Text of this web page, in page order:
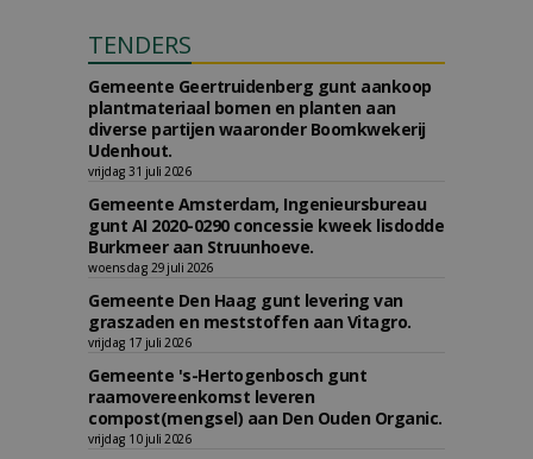
TENDERS
Gemeente Geertruidenberg gunt aankoop
plantmateriaal bomen en planten aan
diverse partijen waaronder Boomkwekerij
Udenhout.
vrijdag 31 juli 2026
Gemeente Amsterdam, Ingenieursbureau
gunt AI 2020-0290 concessie kweek lisdodde
Burkmeer aan Struunhoeve.
woensdag 29 juli 2026
Gemeente Den Haag gunt levering van
graszaden en meststoffen aan Vitagro.
vrijdag 17 juli 2026
Gemeente 's-Hertogenbosch gunt
raamovereenkomst leveren
compost(mengsel) aan Den Ouden Organic.
vrijdag 10 juli 2026